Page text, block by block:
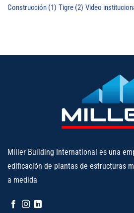
Construcción (1) Tigre (2) Video
Miller Building International es una
edificación de plantas de estructuras
a medida